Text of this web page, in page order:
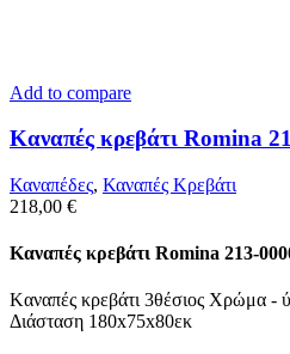
Add to compare
Kαναπές κρεβάτι Romina
Καναπέδες, Καναπές Κρεβάτι
218,00 €
Kαναπές κρεβάτι Romina 213-
Kαναπές κρεβάτι 3θέσιος Χρώμα -
Διάσταση 180x75x80εκ